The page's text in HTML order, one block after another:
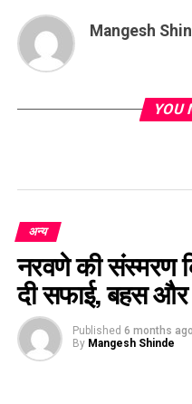
Mangesh
YOU
अन्य
नरवणे की संस्मरण
दी सफाई, बहस और
Published 6 months ago
By Mangesh Shinde